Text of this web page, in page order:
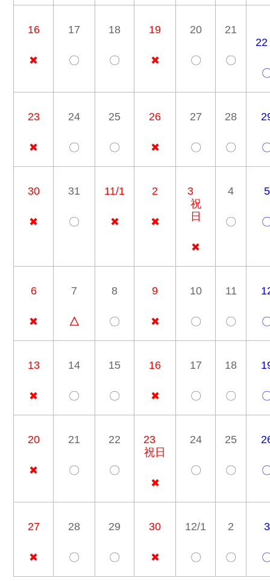
16
✖
17
〇
18
〇
19
✖
20
〇
21
〇
23
✖
24
〇
25
〇
26
✖
27
〇
28
〇
30
✖
31
〇
11/1
✖
2
✖
3
祝
日
✖
4
〇
5
6
✖
7
△
8
〇
9
✖
10
〇
11
〇
13
✖
14
〇
15
〇
16
✖
17
〇
18
〇
20
✖
21
〇
22
〇
23
祝日
✖
24
〇
25
〇
27
✖
28
〇
29
〇
30
✖
12/1
〇
2
〇
3